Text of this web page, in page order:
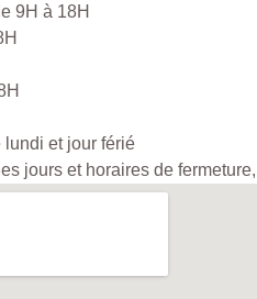
9H à 18H
lundi et jour férié
jours et horaires de